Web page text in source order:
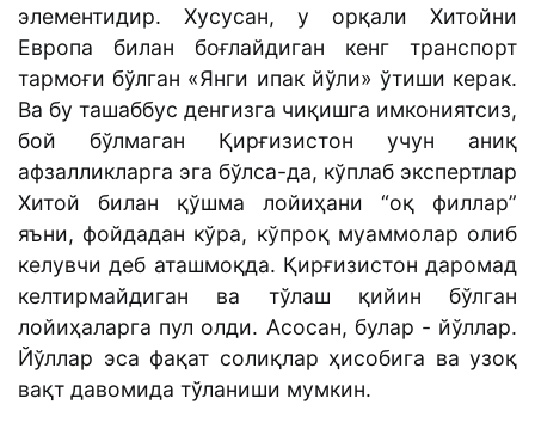
элементидир. Хусусан, у орқали Хитойни
Европа билан боғлайдиган кенг транспорт
тармоғи бўлган «Янги ипак йўли» ўтиши керак.
Ва бу ташаббус денгизга чиқишга имкониятсиз,
бой бўлмаган Қирғизистон учун аниқ
афзалликларга эга бўлса-да, кўплаб экспертлар
Хитой билан қўшма лойиҳани “оқ филлар”
яъни, фойдадан кўра, кўпроқ муаммолар олиб
келувчи деб аташмоқда. Қирғизистон даромад
келтирмайдиган ва тўлаш қийин бўлган
лойиҳаларга пул олди. Асосан, булар - йўллар.
Йўллар эса фақат солиқлар ҳисобига ва узоқ
вақт давомида тўланиши мумкин.